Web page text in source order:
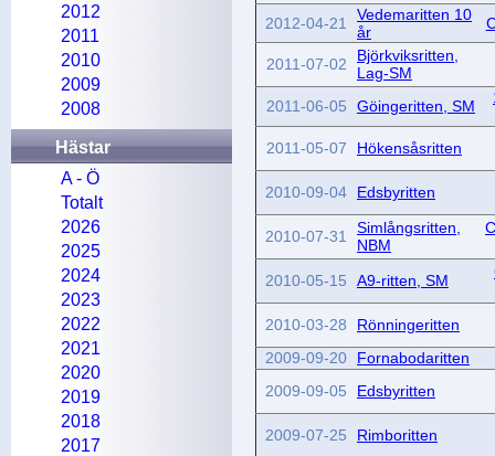
2012-04-21
Vedemaritten 10
år
2011-07-02
Björkviksritten,
Lag-SM
2011-06-05
Göingeritten, SM
2011-05-07 Hökensåsritten
2010-09-04 Edsbyritten
2010-07-31
Simlångsritten,
NBM
2010-05-15 A9-ritten, SM
2010-03-28
Rönningeritten
2009-09-20
Fornabodaritten
2009-09-05
Edsbyritten
2009-07-25 Rimboritten
2012
2011
2010
2009
2008
Hästar
A - Ö
Totalt
2026
2025
2024
2023
2022
2021
2020
2019
2018
2017